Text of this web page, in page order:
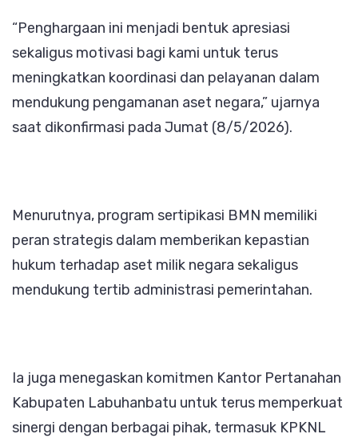
“Penghargaan ini menjadi bentuk apresiasi
sekaligus motivasi bagi kami untuk terus
meningkatkan koordinasi dan pelayanan dalam
mendukung pengamanan aset negara,” ujarnya
saat dikonfirmasi pada Jumat (8/5/2026).
Menurutnya, program sertipikasi BMN memiliki
peran strategis dalam memberikan kepastian
hukum terhadap aset milik negara sekaligus
mendukung tertib administrasi pemerintahan.
Ia juga menegaskan komitmen Kantor Pertanahan
Kabupaten Labuhanbatu untuk terus memperkuat
sinergi dengan berbagai pihak, termasuk KPKNL